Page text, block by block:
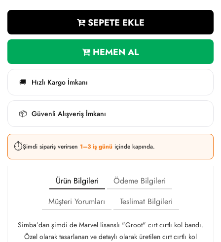
SEPETE EKLE
HEMEN AL
🚚 Hızlı Kargo İmkanı
📦 Güvenli Alışveriş İmkanı
⏱️Şimdi sipariş verirsen 1–3 iş günü içinde kapında.
Ürün Bilgileri
Ödeme Bilgileri
Müşteri Yorumları
Teslimat Bilgileri
Simba’dan şimdi de Marvel lisanslı "Groot" cırt cırtlı kol bandı.
Özel olarak tasarlanan ve detaylı olarak üretilen cırt cırtlı kol